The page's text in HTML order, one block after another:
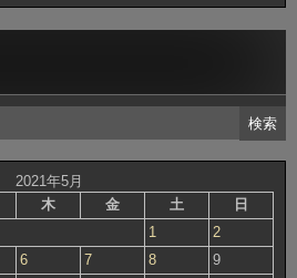
2021年5月
木 金 土 日
1
2
6 7 8
9